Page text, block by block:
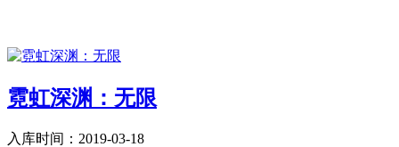
霓虹深渊：无限
入库时间：2019-03-18